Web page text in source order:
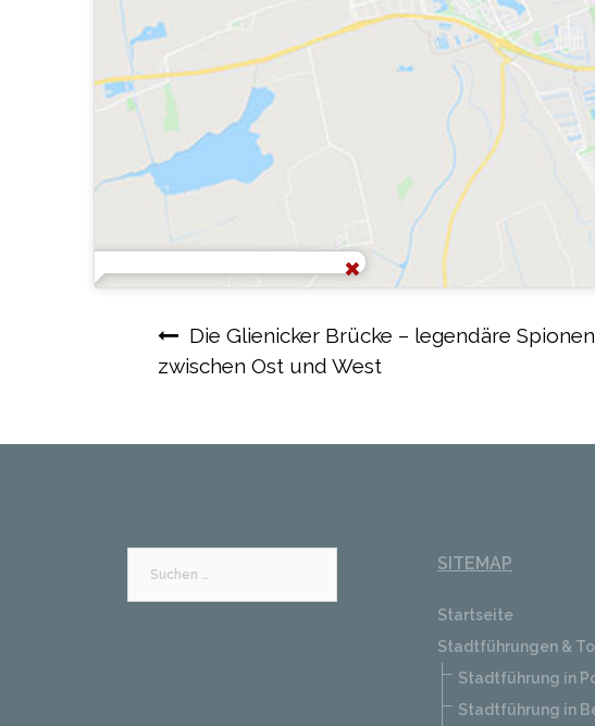
Beitragsnavigation
Die Glienicker Brücke – legendäre
zwischen Ost und West
SITEMAP
Startseite
Stadtführungen &
Stadtführung in
Stadtführung in